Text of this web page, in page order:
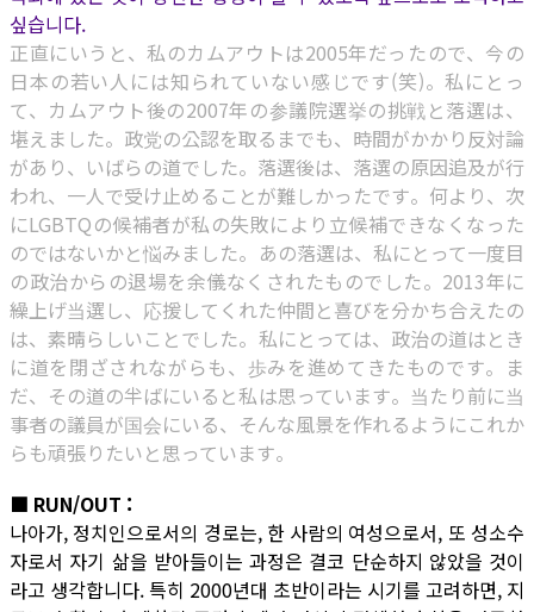
싶습니다.
正直にいうと、私のカムアウトは2005年だったので、今の
日本の若い人には知られていない感じです(笑)。私にとっ
て、カムアウト後の2007年の参議院選挙の挑戦と落選は、
堪えました。政党の公認を取るまでも、時間がかかり反対論
があり、いばらの道でした。落選後は、落選の原因追及が行
われ、一人で受け止めることが難しかったです。何より、次
にLGBTQの候補者が私の失敗により立候補できなくなった
のではないかと悩みました。あの落選は、私にとって一度目
の政治からの退場を余儀なくされたものでした。2013年に
繰上げ当選し、応援してくれた仲間と喜びを分かち合えたの
は、素晴らしいことでした。私にとっては、政治の道はとき
に道を閉ざされながらも、歩みを進めてきたものです。ま
だ、その道の半ばにいると私は思っています。当たり前に当
事者の議員が国会にいる、そんな風景を作れるようにこれか
らも頑張りたいと思っています。
■ RUN/OUT :
나아가, 정치인으로서의 경로는, 한 사람의 여성으로서, 또 성소수
자로서 자기 삶을 받아들이는 과정은 결코 단순하지 않았을 것이
라고 생각합니다. 특히 2000년대 초반이라는 시기를 고려하면, 지